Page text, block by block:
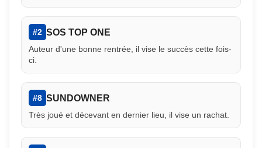
#2 SOS TOP ONE
Auteur d'une bonne rentrée, il vise le succès cette fois-
ci.
#8 SUNDOWNER
Très joué et décevant en dernier lieu, il vise un rachat.